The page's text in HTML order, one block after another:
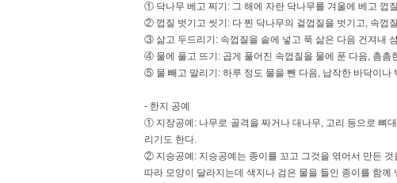
① 닥나무 베고 찌기: 그 해에 자란 닥나무를 겨울에 베고 껍
② 껍질 벗기고 씻기: 다 찐 닥나무의 겉껍질을 벗기고, 속껍
③ 삶고 두드리기: 속껍질을 솥에 넣고 푹 삶은 다음 건져내
④ 물에 풀고 뜨기: 곱게 풀어진 속껍질을 물에 푼 다음, 촘촘
⑤ 물 빼고 말리기: 하루 정도 물을 뺀 다음, 납작한 바닥이나
- 한지 공예
① 지장공예: 나무로 골격을 짜거나 대나무, 고리 등으로 뼈
리기도 한다.
② 지승공예: 지승공예는 종이를 꼬고 그것을 엮어서 만든 것
따라 모양이 달라지는데 색지나 검은 물을 들인 종이를 함께